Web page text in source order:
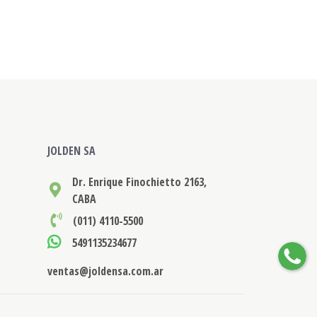
JOLDEN SA
Dr. Enrique Finochietto 2163,
CABA
(011) 4110-5500
5491135234677
ventas@joldensa.com.ar